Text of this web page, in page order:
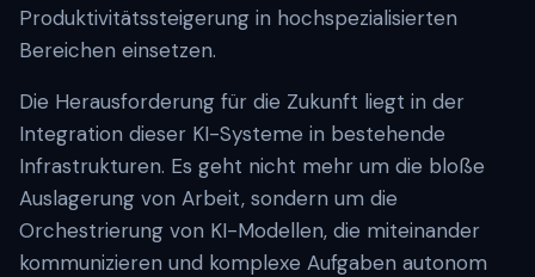
Produktivitätssteigerung in hochspezialisierten
Bereichen einsetzen.
Die Herausforderung für die Zukunft liegt in der
Integration dieser KI-Systeme in bestehende
Infrastrukturen. Es geht nicht mehr um die bloße
Auslagerung von Arbeit, sondern um die
Orchestrierung von KI-Modellen, die miteinander
kommunizieren und komplexe Aufgaben autonom